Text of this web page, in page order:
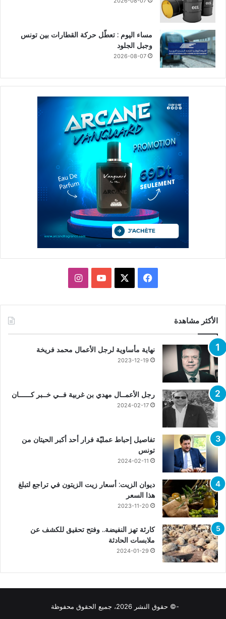
مساء اليوم : تعطّل حركة القطارات بين تونس
وجبل الجلود
2026-08-07
فيسبوك يوتيوبانستقرام
الأكثر مشاهدة
نهاية مأساوية لرجل الأعمال محمد فريخة
2023-12-19
رجل الأعمــال مهدي بن غربية فــي خــبر كــــــان
2024-02-17
تفاصيل إحباط عمليّة فرار أحد أكبر الحيتان من
تونس
2024-02-11
ديوان الزيت: أسعار زيت الزيتون في تراجع لتبلغ
هذا السعر
2023-11-20
كارثة تهز النفيضة.. وفتح تحقيق للكشف عن
ملابسات الحادثة
2024-01-29
-© حقوق النشر 2026، جميع الحقوق محفوظة